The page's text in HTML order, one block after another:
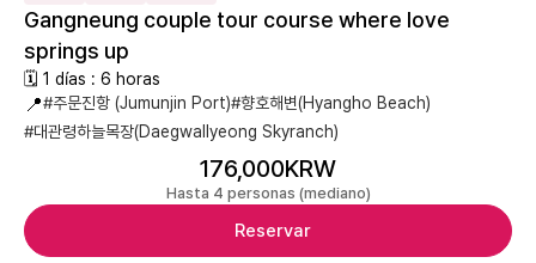
Gangneung couple tour course where love
springs up
🗓 1 días : 6 horas
📍#주문진항 (Jumunjin Port)#향호해변(Hyangho Beach)
#대관령하늘목장(Daegwallyeong Skyranch)
176,000KRW
Hasta 4 personas (mediano)
Reservar